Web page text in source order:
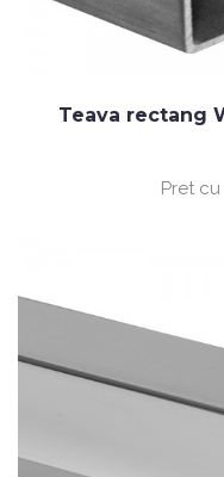
Teava rectang
Pret cu